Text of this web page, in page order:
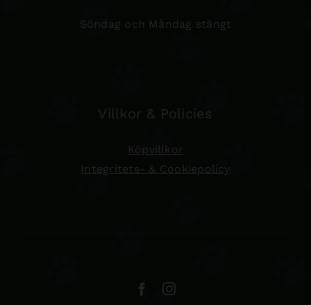
Söndag och Måndag stängt
Villkor & Policies
Köpvillkor
Integritets- & Cookiepolicy